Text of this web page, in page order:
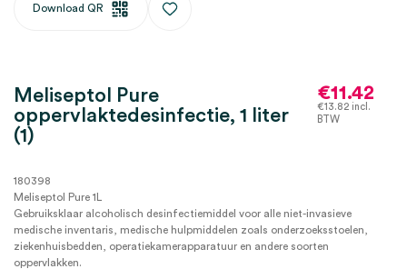
Download QR
Meliseptol Pure
oppervlaktedesinfectie, 1 liter
(1)
€11.42
€13.82incl.
BTW
180398
Meliseptol Pure 1L
Gebruiksklaar alcoholisch desinfectiemiddel voor alle niet-invasieve
medische inventaris, medische hulpmiddelen zoals onderzoeksstoelen,
ziekenhuisbedden, operatiekamerapparatuur en andere soorten
oppervlakken.